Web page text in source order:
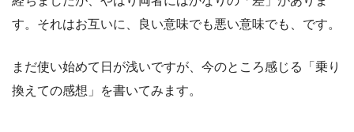
す。それはお互いに、良い意味でも悪い意味でも、です。
まだ使い始めて日が浅いですが、今のところ感じる「乗り
換えての感想」を書いてみます。